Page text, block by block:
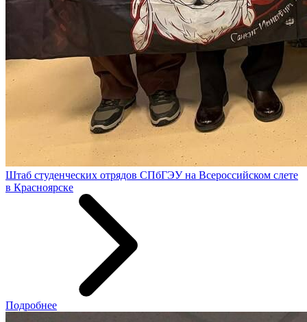
Штаб студенческих отрядов СПбГЭУ на Всероссийском слете
в Красноярске
Подробнее